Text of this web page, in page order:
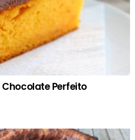
Chocolate Perfeito